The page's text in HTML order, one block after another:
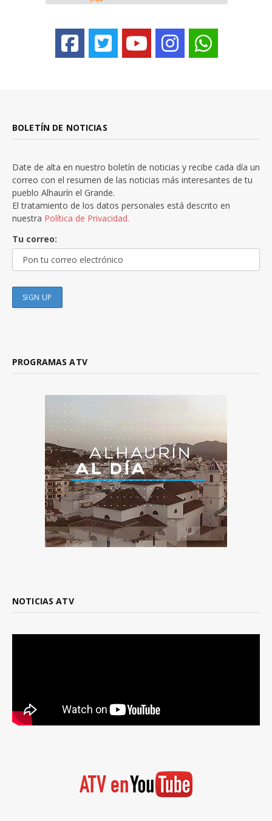
BOLETÍN DE NOTICIAS
Date de alta en nuestro boletín de noticias y recibe cada día un
correo con el resumen de las noticias más interesantes de tu
pueblo Alhaurín el Grande.
El tratamiento de los datos personales está descrito en
nuestra Política de Privacidad.
Tu correo:
PROGRAMAS ATV
NOTICIAS ATV